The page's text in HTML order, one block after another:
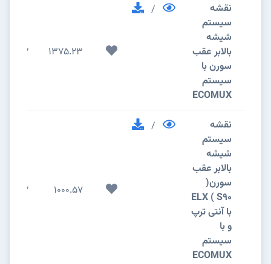
نقشه
سیستم
شیشه
بالابر عقب
سورن با
سیستم
ECOMUX
/
1375.23
2
نقشه
سیستم
شیشه
بالابر عقب
سورن(
S90 ) ELX
با آنتی ترپ
و با
سیستم
ECOMUX
/
1000.57
2